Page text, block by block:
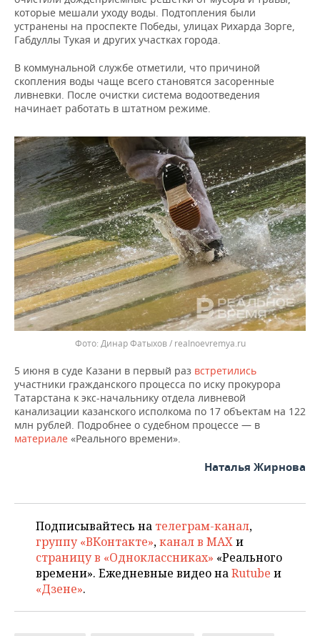
ФИГУРНОЕ КАТАНИЕ
ХОККЕЙ С МЯЧОМ
МЕДИЦИНА
ПРОИСШЕСТВИЯ
которые мешали уходу воды. Подтопления были
устранены на проспекте Победы, улицах Рихарда Зорге,
Габдуллы Тукая и других участках города.
В коммунальной службе отметили, что причиной
скопления воды чаще всего становятся засоренные
ливневки. После очистки система водоотведения
начинает работать в штатном режиме.
Динар Фатыхов / realnoevremya.ru
5 июня в суде Казани в первый раз встретились
участники гражданского процесса по иску прокурора
Татарстана к экс-начальнику отдела ливневой
канализации казанского исполкома по 17 объектам на 122
млн рублей. Подробнее о судебном процессе — в
материале «Реального времени».
Наталья Жирнова
Подписывайтесь на телеграм-канал,
группу «ВКонтакте»,канал в MAXи
страницу в «Одноклассниках» «Реального
времени». Ежедневные видео наRutube и
«Дзене».